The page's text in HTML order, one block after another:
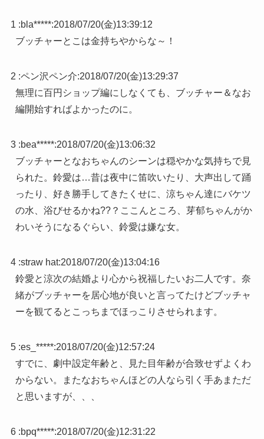
1 :bla*****:2018/07/20(金)13:39:12
ブッチャーとこは金持ちやからな～！
2 :ペン沢ペン介:2018/07/20(金)13:29:37
無理に百円ショップ編にしなくても、ブッチャー＆なお
編開始すればよかったのに。
3 :bea*****:2018/07/20(金)13:06:32
ブッチャーとなおちゃんのシーンは穏やかな気持ちで見
られた。鈴愛は…昔は夜中に笛吹いたり、大声出して踊
ったり、好き勝手してきたくせに、涼ちゃん達にバケツ
の水、浴びせるかね??？ここんところ、芽郁ちゃんがか
わいそうになるぐらい、鈴愛は嫌な女。
4 :straw hat:2018/07/20(金)13:04:16
鈴愛と涼次の結婚より心から祝福したいお二人です。奈
緒がブッチャーを居心地が良いと言ってたけどブッチャ
ーを観てるとこっちまでほっこりさせられます。
5 :es_*****:2018/07/20(金)12:57:24
すでに、劇中設定年齢と、見た目年齢が合致せずよくわ
からない。またなおちゃんほどの人なら引く手あまただ
と思いますが、、、
6 :bpq*****:2018/07/20(金)12:31:22